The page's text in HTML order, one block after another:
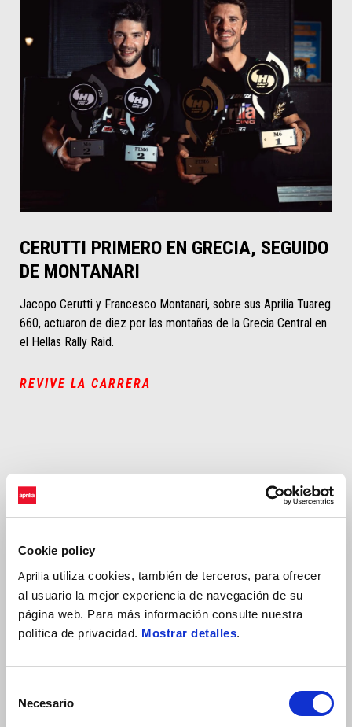
Cookie policy
Aprilia utiliza cookies, también de terceros, para ofrecer
al usuario la mejor experiencia de navegación de su
página web. Para más información consulte nuestra
política de privacidad. Mostrar detalles.
Necesario
CERUTTI PRIMERO EN GRECIA, SEGUIDO
DE MONTANARI
Jacopo Cerutti y Francesco Montanari, sobre sus Aprilia Tuareg
660, actuaron de diez por las montañas de la Grecia Central en
el Hellas Rally Raid.
REVIVE LA CARRERA